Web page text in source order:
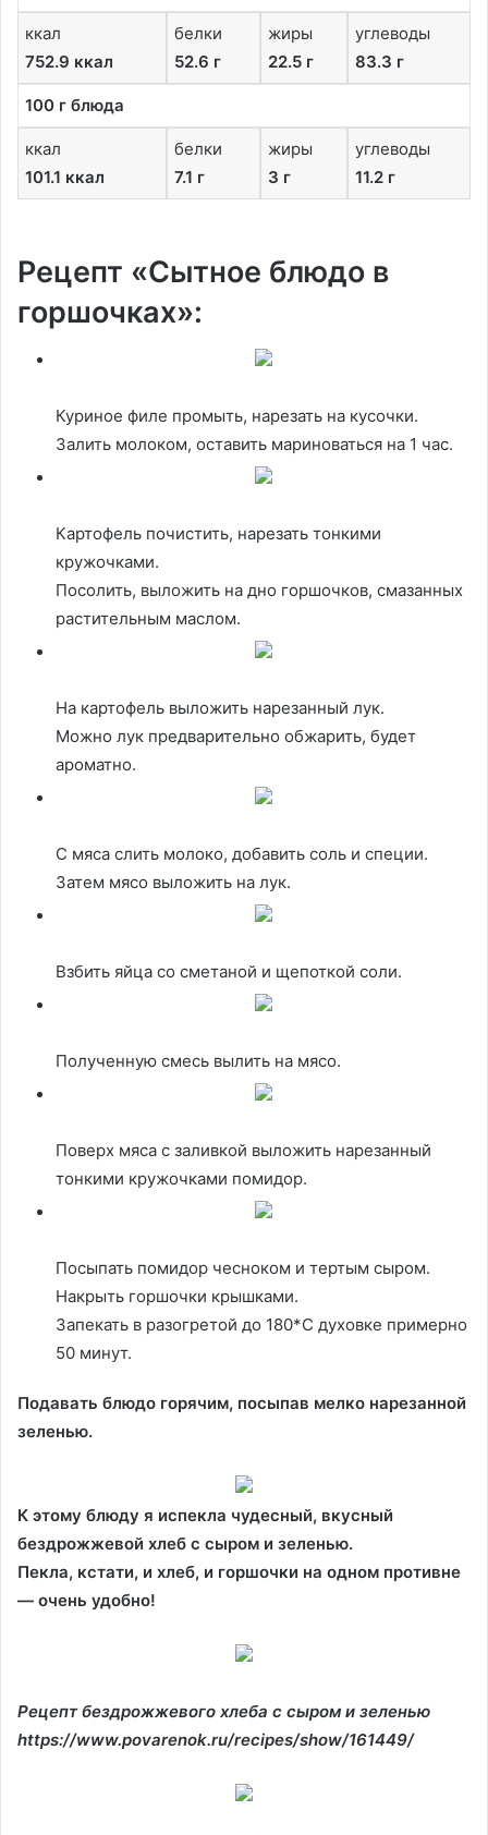
ккал
752.9 ккал
белки
52.6 г
жиры
22.5 г
углеводы
83.3 г
100 г блюда
ккал
101.1 ккал
белки
7.1 г
жиры
3 г
углеводы
11.2 г
Рецепт «Сытное блюдо в
горшочках»:
Куриное филе промыть, нарезать на кусочки.
Залить молоком, оставить мариноваться на 1 час.
Картофель почистить, нарезать тонкими
кружочками.
Посолить, выложить на дно горшочков, смазанных
растительным маслом.
На картофель выложить нарезанный лук.
Можно лук предварительно обжарить, будет
ароматно.
С мяса слить молоко, добавить соль и специи.
Затем мясо выложить на лук.
Взбить яйца со сметаной и щепоткой соли.
Полученную смесь вылить на мясо.
Поверх мяса с заливкой выложить нарезанный
тонкими кружочками помидор.
Посыпать помидор чесноком и тертым сыром.
Накрыть горшочки крышками.
Запекать в разогретой до 180*С духовке примерно
50 минут.
Подавать блюдо горячим, посыпав мелко нарезанной
зеленью.
К этому блюду я испекла чудесный, вкусный
бездрожжевой хлеб с сыром и зеленью.
Пекла, кстати, и хлеб, и горшочки на одном противне
— очень удобно!
Рецепт бездрожжевого хлеба с сыром и зеленью
https://www.povarenok.ru/recipes/show/161449/